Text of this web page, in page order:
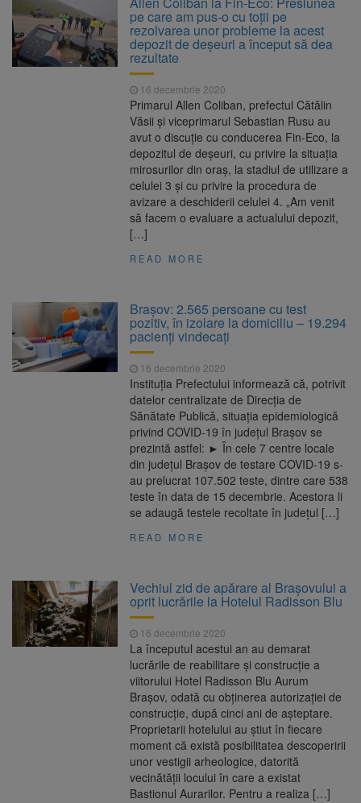
10 august 2026
Nivelul Dunării a crescut la
Cernavodă. Unitatea 2 a centralei nucleare
poate funcționa cel puțin încă nouă zile
10 august 2026
Șapte persoane, arestate
preventiv după atacul asupra ambulanței
Încă 11,5 milioane de lei
nerambursabili pentru a păstra vie istoria
pe care am pus-o cu toții pe
rezolvarea unor probleme la acest
depozit de deșeuri a început să dea
rezultate
16 decembrie 2020
Primarul Allen Coliban, prefectul Cătălin
Văsii și viceprimarul Sebastian Rusu au
avut o discuție cu conducerea Fin-Eco, la
depozitul de deșeuri, cu privire la situația
mirosurilor din oraș, la stadiul de utilizare a
celulei 3 și cu privire la procedura de
avizare a deschiderii celulei 4. „Am venit
să facem o evaluare a actualului depozit,
[…]
READ MORE
Brașov: 2.565 persoane cu test
pozitiv, în izolare la domiciliu – 19.294
pacienți vindecați
16 decembrie 2020
Instituția Prefectului informează că, potrivit
datelor centralizate de Direcția de
Sănătate Publică, situația epidemiologică
privind COVID-19 în județul Brașov se
prezintă astfel: ► În cele 7 centre locale
din județul Brașov de testare COVID-19 s-
au prelucrat 107.502 teste, dintre care 538
teste în data de 15 decembrie. Acestora li
se adaugă testele recoltate în județul […]
READ MORE
Vechiul zid de apărare al Brașovului a
oprit lucrările la Hotelul Radisson Blu
16 decembrie 2020
La începutul acestui an au demarat
lucrările de reabilitare și construcție a
viitorului Hotel Radisson Blu Aurum
Brașov, odată cu obținerea autorizației de
construcție, după cinci ani de așteptare.
Proprietarii hotelului au știut în fiecare
moment că există posibilitatea descoperirii
unor vestigii arheologice, datorită
vecinătății locului în care a existat
Bastionul Aurarilor. Pentru a realiza […]